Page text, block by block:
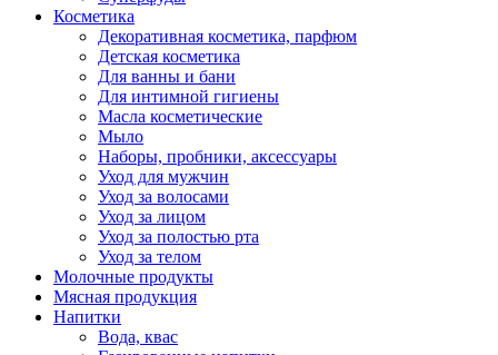
Косметика
Декоративная косметика, парфюм
Детская косметика
Для ванны и бани
Для интимной гигиены
Масла косметические
Мыло
Наборы, пробники, аксессуары
Уход для мужчин
Уход за волосами
Уход за лицом
Уход за полостью рта
Уход за телом
Молочные продукты
Мясная продукция
Напитки
Вода, квас